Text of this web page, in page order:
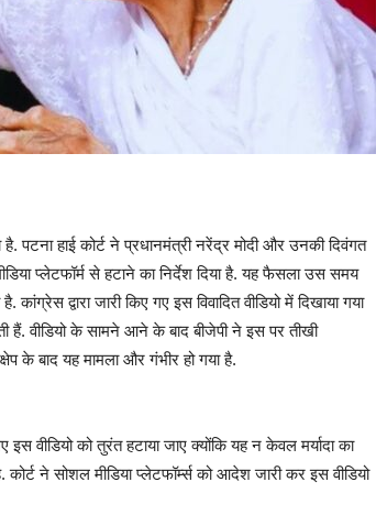
पटना हाई कोर्ट ने प्रधानमंत्री नरेंद्र मोदी और उनकी दिवंगत
प्लेटफॉर्म से हटाने का निर्देश दिया है. यह फैसला उस समय
द्वारा जारी किए गए इस विवादित वीडियो में दिखाया गया
वीडियो के सामने आने के बाद बीजेपी ने इस पर तीखी
के बाद यह मामला और गंभीर हो गया है.
इस वीडियो को तुरंत हटाया जाए क्योंकि यह न केवल मर्यादा का
ने सोशल मीडिया प्लेटफॉर्म्स को आदेश जारी कर इस वीडियो